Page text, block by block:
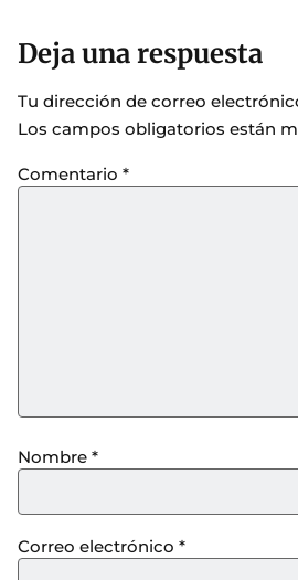
Deja una respuesta
Tu dirección de correo
Los campos obligatorios están
Comentario *
Nombre *
Correo electrónico *